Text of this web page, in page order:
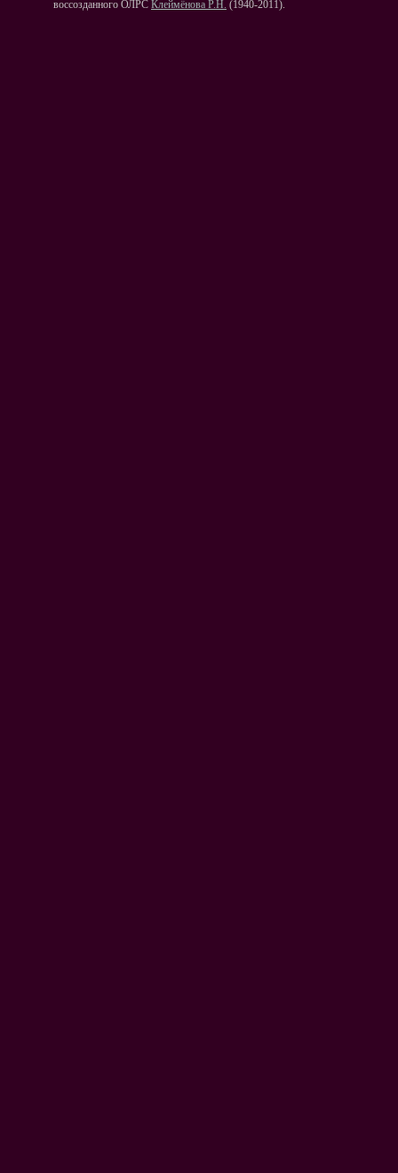
воссозданного ОЛРС Клеймёнова Р.Н. (1940-2011).